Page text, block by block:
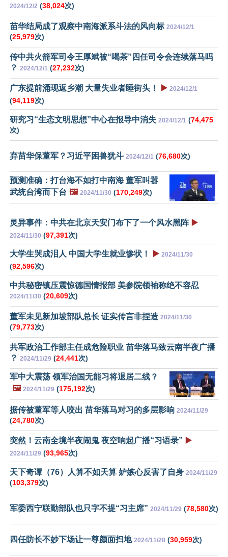
2024/12/2 (38,024次)
苗华结局成了观察中南海派系斗法的风向标 2024/12/1
(25,979次)
传中共火箭军司令王厚斌被“喝茶”四任司令会连续落马吗
？ 2024/12/1 (27,232次)
广东提前涌现返乡潮 大量失业者睡街头！ ▶️ 2024/12/1
(94,119次)
研究习“生态文明思想”中心在报导中消失 2024/12/1 (74,475
次)
弃苗华保董军？习近平困兽犹斗 2024/12/1 (76,680次)
预测准确：打台海不如打中南海 董军叫嚣
武统台湾而下台 🖼️ 2024/11/30 (170,249次)
灵异事件：中共在北京天安门布下了一个风水黑阵 ▶️
2024/11/30 (97,391次)
大学生哭成泪人 中国大学生就业惨状！ ▶️ 2024/11/30
(92,596次)
中共秘密镇压震惊德国情报部 美参院领袖称绝不容忍
2024/11/30 (20,609次)
董军未见新加坡部队总长 证实传言非捏造 2024/11/30
(79,773次)
共军政治工作部主任成危险职业 苗华落马致云南半夜广播
？ 2024/11/29 (24,441次)
军中大震荡 领军治国无能习将退居二线？
🖼️ 2024/11/29 (175,192次)
据传被董军等人咬出 苗华落马对习的多层影响 2024/11/29
(24,780次)
突然！云南全境半夜闹鬼 夜空响起广播“习语录” ▶️
2024/11/29 (93,965次)
天下奇谭（76）人算不如天算 妒嫉心反害了自身 2024/11/29
(103,379次)
军委西宁联勤部队也只字不提“习主席” 2024/11/29 (78,580次)
四任防长不妙下场让一尊颜面扫地 2024/11/28 (30,959次)